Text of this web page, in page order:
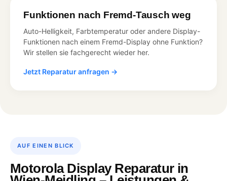
Funktionen nach Fremd-Tausch weg
Auto-Helligkeit, Farbtemperatur oder andere Display-
Funktionen nach einem Fremd-Display ohne Funktion?
Wir stellen sie fachgerecht wieder her.
Jetzt Reparatur anfragen →
AUF EINEN BLICK
Motorola Display Reparatur in